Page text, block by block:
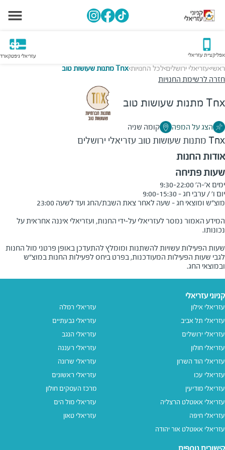
אפליקציית עזריאלי עזריאלי גיפטקארד
ראשי>עזריאלי ירושלים>לכל החנויות>Tnx מתנות שעושות טוב
חזרה לרשימת החנויות
Tnx מתנות שעושות טוב
הצג על המפה קומה שניה
Tnx מתנות שעושות טוב עזריאלי ירושלים
אודות החנות
שעות פתיחה
המידע האמור נמסר לעזריאלי על-ידי החנות, ועזריאלי איננה אחראית על
שעות הפעילות עשויות להשתנות ומומלץ להתעדכן באופן פרטני מול החנות
לגבי שעות הפעילות המעודכנות, בפרט ביחס לפעילות החנות במוצ"ש
ובמוצאי החג.
קניוני עזריאלי
עזריאלי אילון
עזריאלי תל אביב
עזריאלי ירושלים
עזריאלי חולון
עזריאלי הוד השרון
עזריאלי עכו
עזריאלי מודיעין
עזריאלי אאוטלט הרצליה
עזריאלי חיפה
עזריאלי אאוטלט אור יהודה
עזריאלי רמלה
עזריאלי גבעתיים
עזריאלי הנגב
עזריאלי רעננה
עזריאלי שרונה
עזריאלי ראשונים
מרכז העסקים חולון
עזריאלי מול הים
עזריאלי טאון